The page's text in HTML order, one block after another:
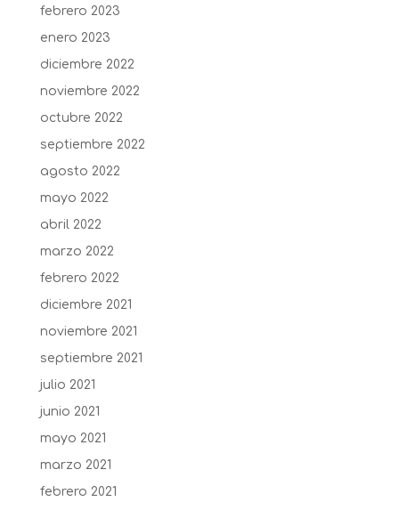
febrero 2023
enero 2023
diciembre 2022
noviembre 2022
octubre 2022
septiembre 2022
agosto 2022
mayo 2022
abril 2022
marzo 2022
febrero 2022
diciembre 2021
noviembre 2021
septiembre 2021
julio 2021
junio 2021
mayo 2021
marzo 2021
febrero 2021